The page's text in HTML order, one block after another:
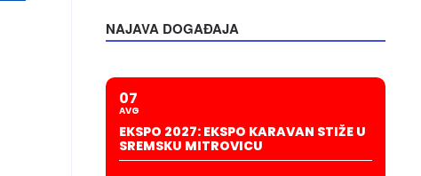
NAJAVA DOGAĐAJA
07
AVG
EKSPO 2027: EKSPO KARAVAN STIŽE U
SREMSKU MITROVICU